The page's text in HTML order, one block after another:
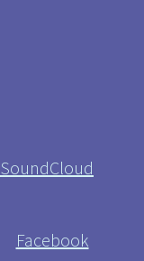
SoundCloud
Facebook